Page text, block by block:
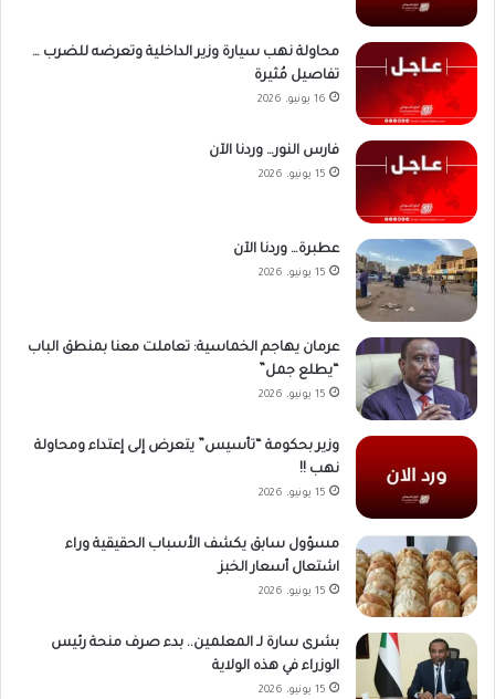
محاولة نهب سيارة وزير الداخلية وتعرضه للضرب …
تفاصيل مُثيرة
16 يونيو، 2026
فارس النور… وردنا الآن
15 يونيو، 2026
عطبرة… وردنا الآن
15 يونيو، 2026
عرمان يهاجم الخماسية: تعاملت معنا بمنطق الباب
“يطلع جمل”
15 يونيو، 2026
وزير بحكومة “تأسيس” يتعرض إلى إعتداء ومحاولة
نهب !!
15 يونيو، 2026
مسؤول سابق يكشف الأسباب الحقيقية وراء
اشتعال أسعار الخبز
15 يونيو، 2026
بشرى سارة لـ المعلمين.. بدء صرف منحة رئيس
الوزراء في هذه الولاية
15 يونيو، 2026